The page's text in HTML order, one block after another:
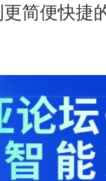
简便快捷